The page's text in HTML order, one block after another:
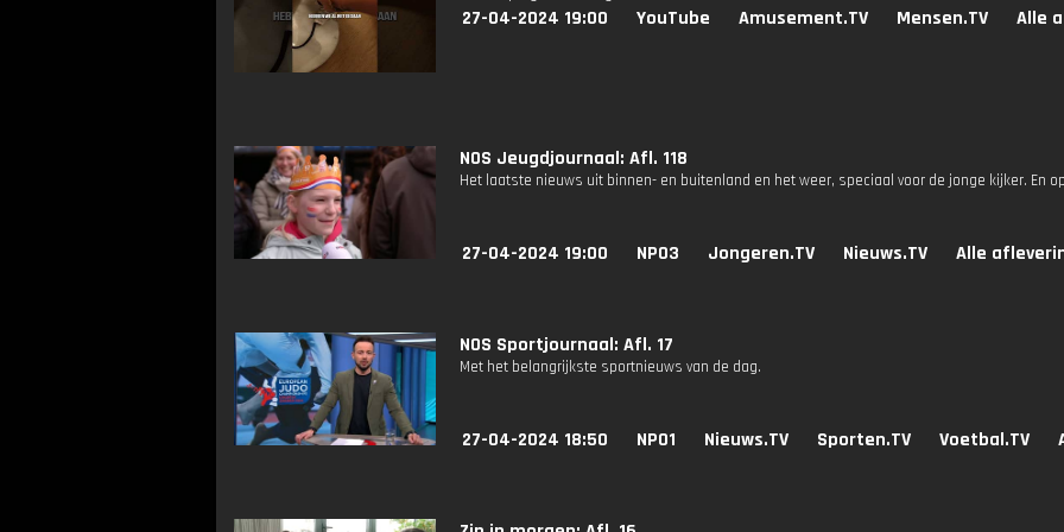
27-04-2024 19:00 YouTube Amusement.TV Mensen.TV Alle
NOS Jeugdjournaal: Afl. 118
Het laatste nieuws uit binnen- en buitenland en het weer, speciaal voor de jonge kijker. En
27-04-2024 19:00 NPO3 Jongeren.TV Nieuws.TV Alle
NOS Sportjournaal: Afl. 17
Met het belangrijkste sportnieuws van de dag.
27-04-2024 18:50 NPO1 Nieuws.TV Sporten.TV Voetbal.TV